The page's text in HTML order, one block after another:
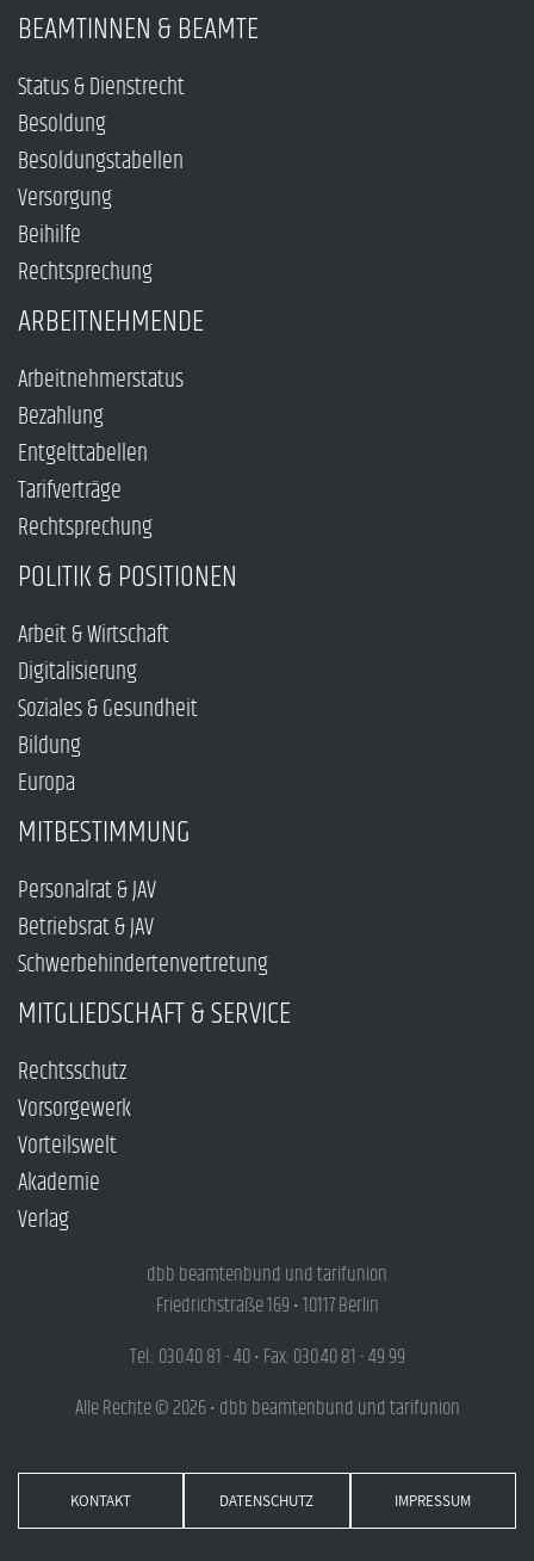
BEAMTINNEN & BEAMTE
Status & Dienstrecht
Besoldung
Besoldungstabellen
Versorgung
Beihilfe
Rechtsprechung
ARBEITNEHMENDE
Arbeitnehmerstatus
Bezahlung
Entgelttabellen
Tarifverträge
Rechtsprechung
POLITIK & POSITIONEN
Arbeit & Wirtschaft
Digitalisierung
Soziales & Gesundheit
Bildung
Europa
MITBESTIMMUNG
Personalrat & JAV
Betriebsrat & JAV
Schwerbehindertenvertretung
MITGLIEDSCHAFT & SERVICE
Rechtsschutz
Vorsorgewerk
Vorteilswelt
Akademie
Verlag
dbb beamtenbund und tarifunion
Friedrichstraße 169 • 10117 Berlin
Tel.: 030.40 81 - 40 • Fax: 030.40 81 - 49 99
Alle Rechte © 2026 • dbb beamtenbund und tarifunion
KONTAKT DATENSCHUTZ IMPRESSUM